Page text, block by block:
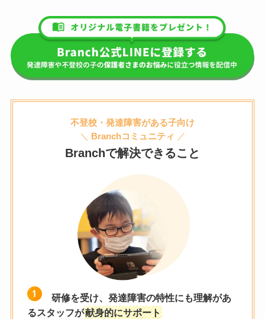
不登校・発達障害がある子向け
＼
Branchコミュニティ ／
Branchで解決できること
研修を受け、発達障害の特性にも理解があ
るスタッフが献身的にサポート